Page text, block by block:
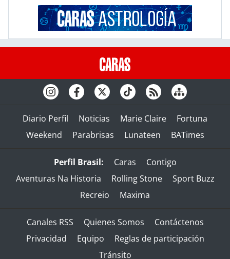
Diario Perfil Noticias Marie Claire
Fortuna
Weekend
Parabrisas Lunateen BATimes
Perfil Brasil: Caras
Contigo
Aventuras Na Historia
Rolling Stone
Sport Buzz
Recreio
Maxima
Canales RSS Quienes Somos
Contáctenos
Privacidad
Equipo
Reglas de participación
Tránsito